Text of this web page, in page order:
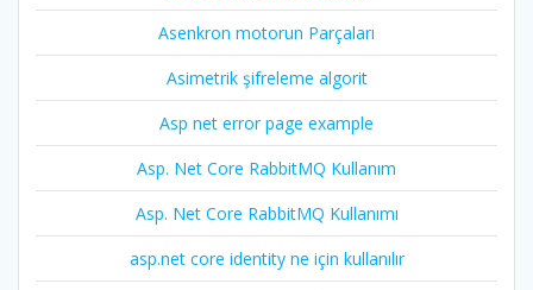
Asenkron motorun Parçaları
Asimetrik şifreleme algorit
Asp net error page example
Asp. Net Core RabbitMQ Kullanım
Asp. Net Core RabbitMQ Kullanımı
asp.net core identity ne için kullanılır